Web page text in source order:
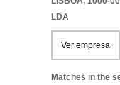
LDA
Ver empresa
Matches in the